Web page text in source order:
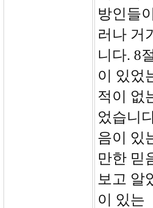
방인들
러나 거
니다. 8
이 있었
적이 없
었습니
음이 있
만한 믿
보고 알
이 있는